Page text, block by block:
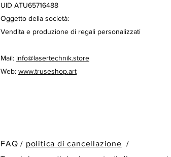
UID ATU65716488
Oggetto della società:
Vendita e produzione di regali personalizzati
Mail: info@lasertechnik.store
Web: www.truseshop.art
FAQ / politica di cancellazione
/